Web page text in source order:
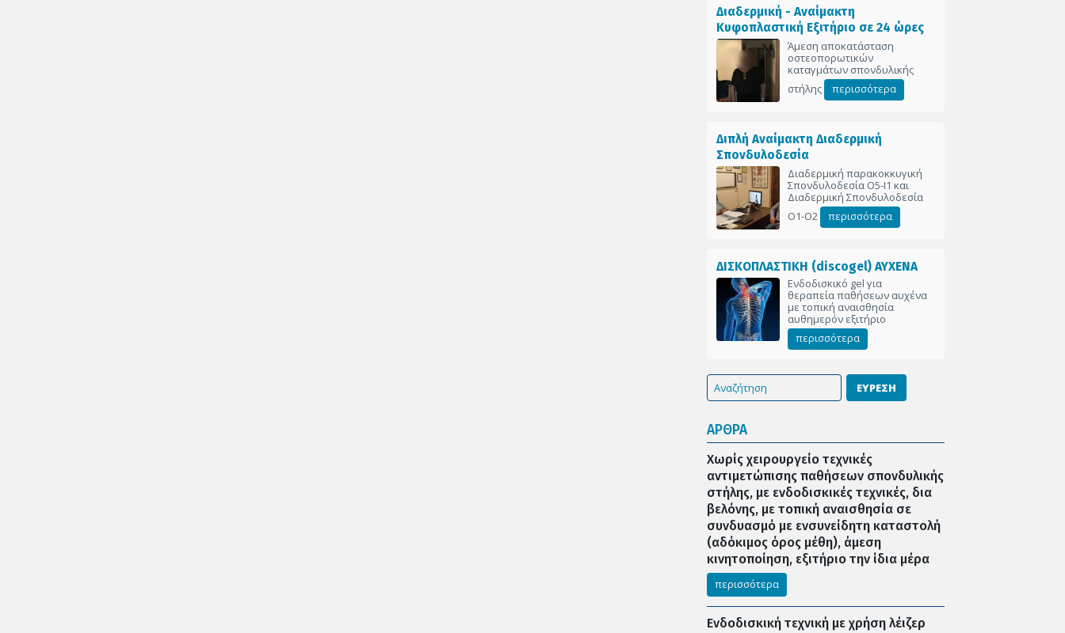
Διαδερμική - Αναίμακτη
Κυφοπλαστική Εξιτήριο σε 24 ώρες
Άμεση αποκατάσταση
οστεοπορωτικών
καταγμάτων σπονδυλικής
στήλης
περισσότερα
Διπλή Αναίμακτη Διαδερμική
Σπονδυλοδεσία
Διαδερμική παρακοκκυγική
Σπονδυλοδεσία Ο5-Ι1 και
Διαδερμική Σπονδυλοδεσία
Ο1-Ο2
περισσότερα
ΔΙΣΚΟΠΛΑΣΤΙΚΗ (discogel) ΑΥΧΕΝΑ
Ενδοδισκικό gel για
θεραπεία παθήσεων αυχένα
με τοπική αναισθησία
αυθημερόν εξιτήριο
περισσότερα
ΕΥΡΕΣΗ
ΑΡΘΡΑ
Χωρίς χειρουργείο τεχνικές
αντιμετώπισης παθήσεων σπονδυλικής
στήλης, με ενδοδισκικές τεχνικές, δια
βελόνης, με τοπική αναισθησία σε
συνδυασμό με ενσυνείδητη καταστολή
(αδόκιμος όρος μέθη), άμεση
κινητοποίηση, εξιτήριο την ίδια μέρα
περισσότερα
Ενδοδισκική τεχνική με χρήση λέιζερ